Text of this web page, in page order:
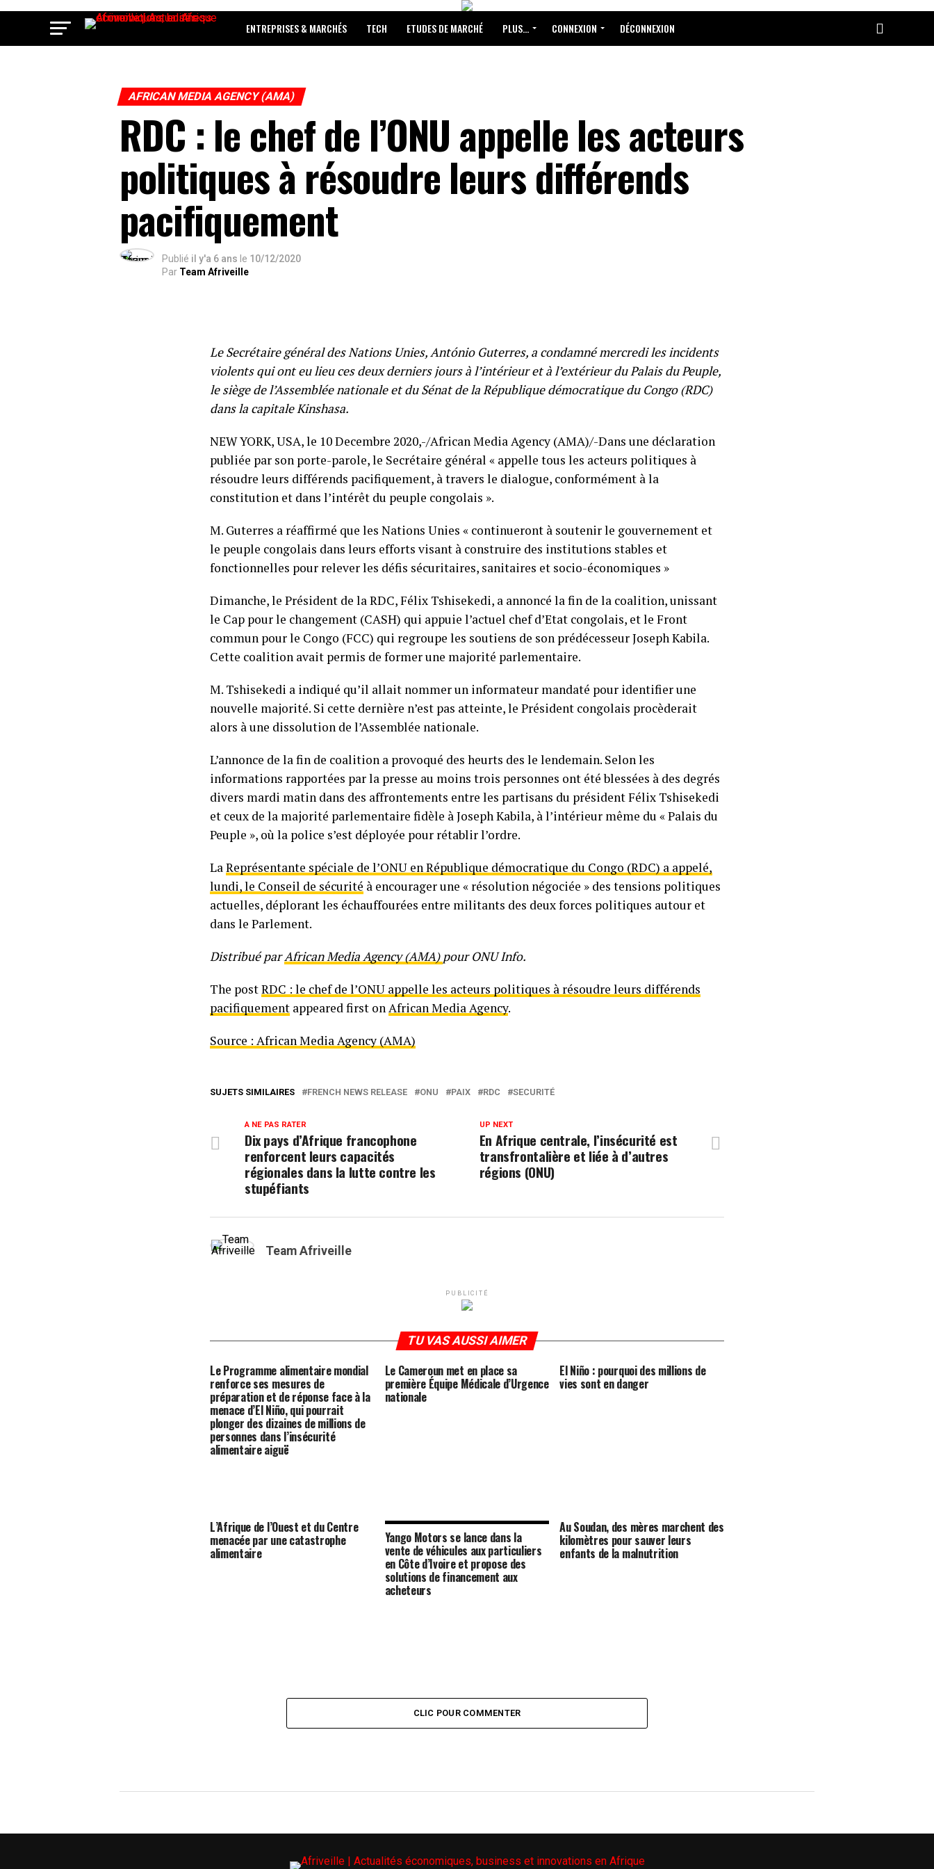
ENTREPRISES & MARCHÉS TECH ETUDES DE MARCHÉ PLUS… CONNEXION DÉCONNEXION
AFRICAN MEDIA AGENCY (AMA)
RDC : le chef de l’ONU appelle les acteurs
politiques à résoudre leurs différends
pacifiquement
Publié il y'a 6 ans le 10/12/2020
Par Team Afriveille
Le Secrétaire général des Nations Unies, António Guterres, a condamné mercredi les incidents
violents qui ont eu lieu ces deux derniers jours à l’intérieur et à l’extérieur du Palais du Peuple,
le siège de l’Assemblée nationale et du Sénat de la République démocratique du Congo (RDC)
dans la capitale Kinshasa.
NEW YORK, USA, le 10 Decembre 2020,-/African Media Agency (AMA)/-Dans une déclaration
publiée par son porte-parole, le Secrétaire général « appelle tous les acteurs politiques à
résoudre leurs différends pacifiquement, à travers le dialogue, conformément à la
constitution et dans l’intérêt du peuple congolais ».
M. Guterres a réaffirmé que les Nations Unies « continueront à soutenir le gouvernement et
le peuple congolais dans leurs efforts visant à construire des institutions stables et
fonctionnelles pour relever les défis sécuritaires, sanitaires et socio-économiques »
Dimanche, le Président de la RDC, Félix Tshisekedi, a annoncé la fin de la coalition, unissant
le Cap pour le changement (CASH) qui appuie l’actuel chef d’Etat congolais, et le Front
commun pour le Congo (FCC) qui regroupe les soutiens de son prédécesseur Joseph Kabila.
Cette coalition avait permis de former une majorité parlementaire.
M. Tshisekedi a indiqué qu’il allait nommer un informateur mandaté pour identifier une
nouvelle majorité. Si cette dernière n’est pas atteinte, le Président congolais procèderait
alors à une dissolution de l’Assemblée nationale.
L’annonce de la fin de coalition a provoqué des heurts des le lendemain. Selon les
informations rapportées par la presse au moins trois personnes ont été blessées à des degrés
divers mardi matin dans des affrontements entre les partisans du président Félix Tshisekedi
et ceux de la majorité parlementaire fidèle à Joseph Kabila, à l’intérieur même du « Palais du
Peuple », où la police s’est déployée pour rétablir l’ordre.
LaReprésentante spéciale de l’ONU en République démocratique du Congo (RDC) a appelé,
lundi, le Conseil de sécurité à encourager une « résolution négociée » des tensions politiques
actuelles, déplorant les échauffourées entre militants des deux forces politiques autour et
dans le Parlement.
Distribué parAfrican Media Agency (AMA)pour ONU Info.
The postRDC : le chef de l’ONU appelle les acteurs politiques à résoudre leurs différends
pacifiquement appeared first onAfrican Media Agency.
Source : African Media Agency (AMA)
SUJETS SIMILAIRES FRENCH NEWS RELEASE ONU PAIX RDC SECURITÉ
UP NEXT
En Afrique centrale, l’insécurité est
transfrontalière et liée à d’autres
régions (ONU)
A NE PAS RATER
Dix pays d’Afrique francophone
renforcent leurs capacités
régionales dans la lutte contre les
stupéfiants
Team Afriveille
PUBLICITÉ
TU VAS AUSSI AIMER
Le Programme alimentaire mondial
renforce ses mesures de
préparation et de réponse face à la
menace d’El Niño, qui pourrait
plonger des dizaines de millions de
personnes dans l’insécurité
alimentaire aiguë
Le Cameroun met en place sa
première Équipe Médicale d’Urgence
nationale
El Niño : pourquoi des millions de
vies sont en danger
L’Afrique de l’Ouest et du Centre
menacée par une catastrophe
alimentaire
Yango Motors se lance dans la
vente de véhicules aux particuliers
en Côte d’Ivoire et propose des
solutions de financement aux
acheteurs
Au Soudan, des mères marchent des
kilomètres pour sauver leurs
enfants de la malnutrition
CLIC POUR COMMENTER